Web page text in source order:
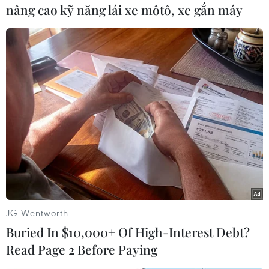
hành trình dài từ đầu mùa giải.
Đối thủ của Hà Nội FC ở chung kết sẽ là Bình Dương hoặc PSM
"Mục tiêu đầu mùa giải của đội bóng là lọt vào
nâng cao kỹ năng lái xe môtô, xe gắn máy
JG Wentworth
Buried In $10,000+ Of High-Interest Debt?
Read Page 2 Before Paying